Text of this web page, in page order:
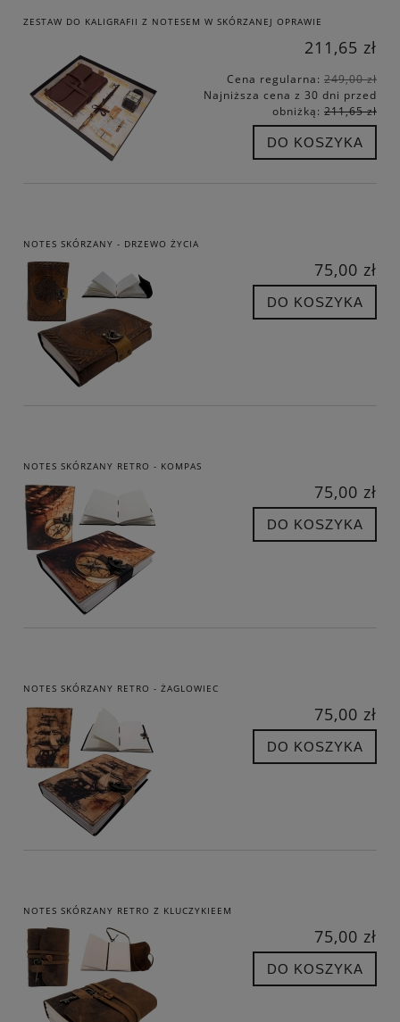
ZESTAW DO KALIGRAFII Z NOTESEM W SKÓRZANEJ OPRAWIE
211,65 zł
Cena regularna: 249,00 zł
Najniższa cena z 30 dni przed
obniżką: 211,65 zł
DO KOSZYKA
NOTES SKÓRZANY - DRZEWO ŻYCIA
75,00 zł
DO KOSZYKA
NOTES SKÓRZANY RETRO - KOMPAS
75,00 zł
DO KOSZYKA
NOTES SKÓRZANY RETRO - ŻAGLOWIEC
75,00 zł
DO KOSZYKA
NOTES SKÓRZANY RETRO Z KLUCZYKIEEM
75,00 zł
DO KOSZYKA